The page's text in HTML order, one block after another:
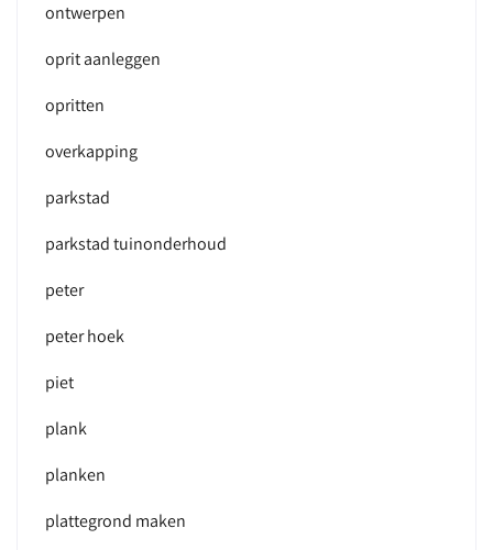
ontwerpen
oprit aanleggen
opritten
overkapping
parkstad
parkstad tuinonderhoud
peter
peter hoek
piet
plank
planken
plattegrond maken